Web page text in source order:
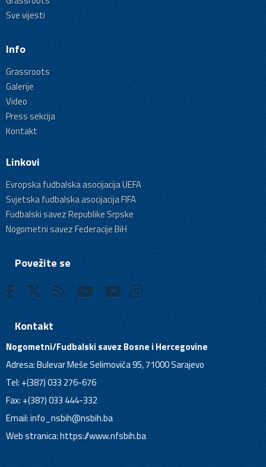
Sve vijesti
Info
Grassroots
Galerije
Video
Press sekcija
Kontakt
Linkovi
Evropska fudbalska asocijacija UEFA
Svjetska fudbalska asocijacija FIFA
Fudbalski savez Republike Srpske
Nogometni savez Federacije BiH
Povežite se
Kontakt
Nogometni/Fudbalski savez Bosne i Hercegovine
Adresa: Bulevar Meše Selimovića 95, 71000 Sarajevo
Tel: +(387) 033 276-676
Fax: +(387) 033 444-332
Email:info_nsbih@nsbih.ba
Web stranica: https://www.nfsbih.ba